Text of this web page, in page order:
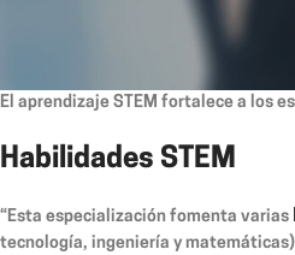
El aprendizaje STEM fortalece a los
Habilidades STEM
“Esta especialización fomenta varias
tecnología, ingeniería y